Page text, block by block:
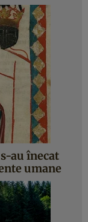
au înecat
umane